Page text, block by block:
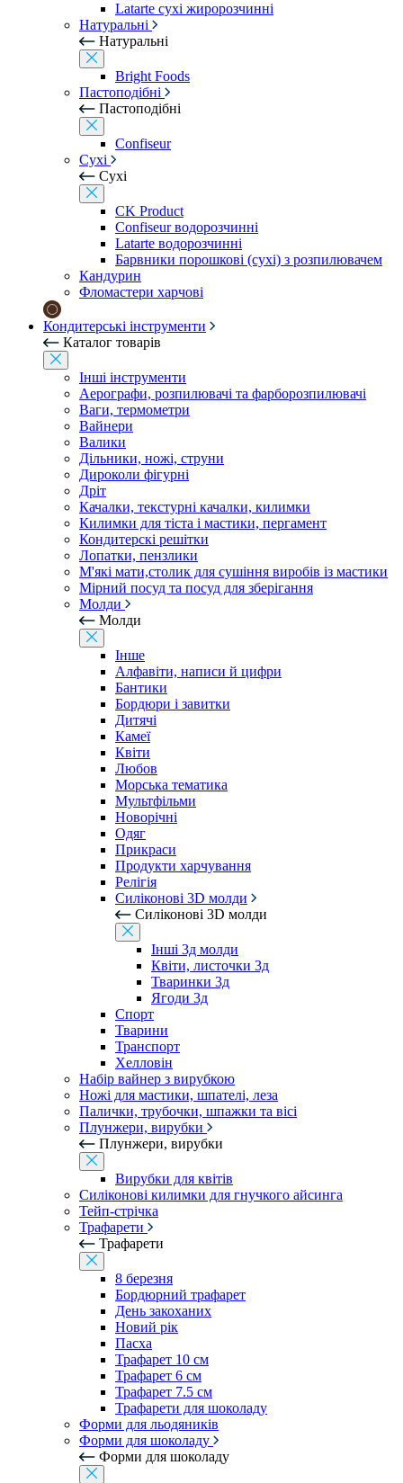
Latarte сухі жиророзчинні
Натуральні
Натуральні
Bright Foods
Пастоподібні
Пастоподібні
Confiseur
Сухі
Сухі
CK Product
Confiseur водорозчинні
Latarte водорозчинні
Барвники порошкові (сухі) з розпилювачем
Кандурин
Фломастери харчові
Кондитерські інструменти
Каталог товарів
Інші інструменти
Аерографи, розпилювачі та фарборозпилювачі
Ваги, термометри
Вайнери
Валики
Дільники, ножі, струни
Дироколи фігурні
Дріт
Качалки, текстурні качалки, килимки
Килимки для тіста і мастики, пергамент
Кондитерскі решітки
Лопатки, пензлики
М'які мати,столик для сушіння виробів із мастики
Мірний посуд та посуд для зберігання
Молди
Молди
Інше
Алфавіти, написи й цифри
Бантики
Бордюри і завитки
Дитячі
Камеї
Квіти
Любов
Морська тематика
Мультфільми
Новорічні
Одяг
Прикраси
Продукти харчування
Релігія
Силіконові 3D молди
Силіконові 3D молди
Інші 3д молди
Квіти, листочки 3д
Тваринки 3д
Ягоди 3д
Спорт
Тварини
Транспорт
Хелловін
Набір вайнер з вирубкою
Ножі для мастики, шпателі, леза
Палички, трубочки, шпажки та вісі
Плунжери, вирубки
Плунжери, вирубки
Вирубки для квітів
Силіконові килимки для гнучкого айсинга
Тейп-стрічка
Трафарети
Трафарети
8 березня
Бордюрний трафарет
День закоханих
Новий рік
Пасха
Трафарет 10 см
Трафарет 6 см
Трафарет 7.5 см
Трафарети для шоколаду
Форми для льодяників
Форми для шоколаду
Форми для шоколаду